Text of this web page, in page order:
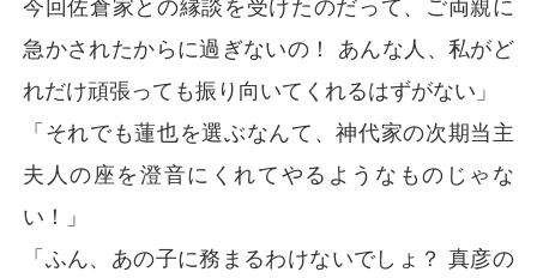
今回佐倉家との縁談を受けたのだって、ご両親に
急かされたからに過ぎないの！ あんな人、私がど
れだけ頑張っても振り向いてくれるはずがない」
「それでも蓮也を選ぶなんて、神代家の次期当主
夫人の座を澄音にくれてやるようなものじゃな
い！」
「ふん、あの子に務まるわけないでしょ？ 真彦の